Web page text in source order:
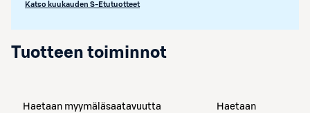
Katso kuukauden S-Etutuotteet
Tuotteen toiminnot
Haetaan myymäläsaatavuutta
Haetaan